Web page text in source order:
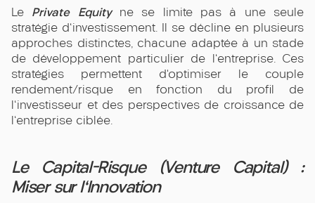
Le Private Equityne se limite pas à une seule
stratégie d'investissement. Il se décline en plusieurs
approches distinctes, chacune adaptée à un stade
de développement particulier de l'entreprise. Ces
stratégies permettent d’optimiser le couple
rendement/risque en fonction du profil de
l'investisseur et des perspectives de croissance de
l'entreprise ciblée.
Le Capital-Risque (Venture Capital) :
Miser sur l'Innovation